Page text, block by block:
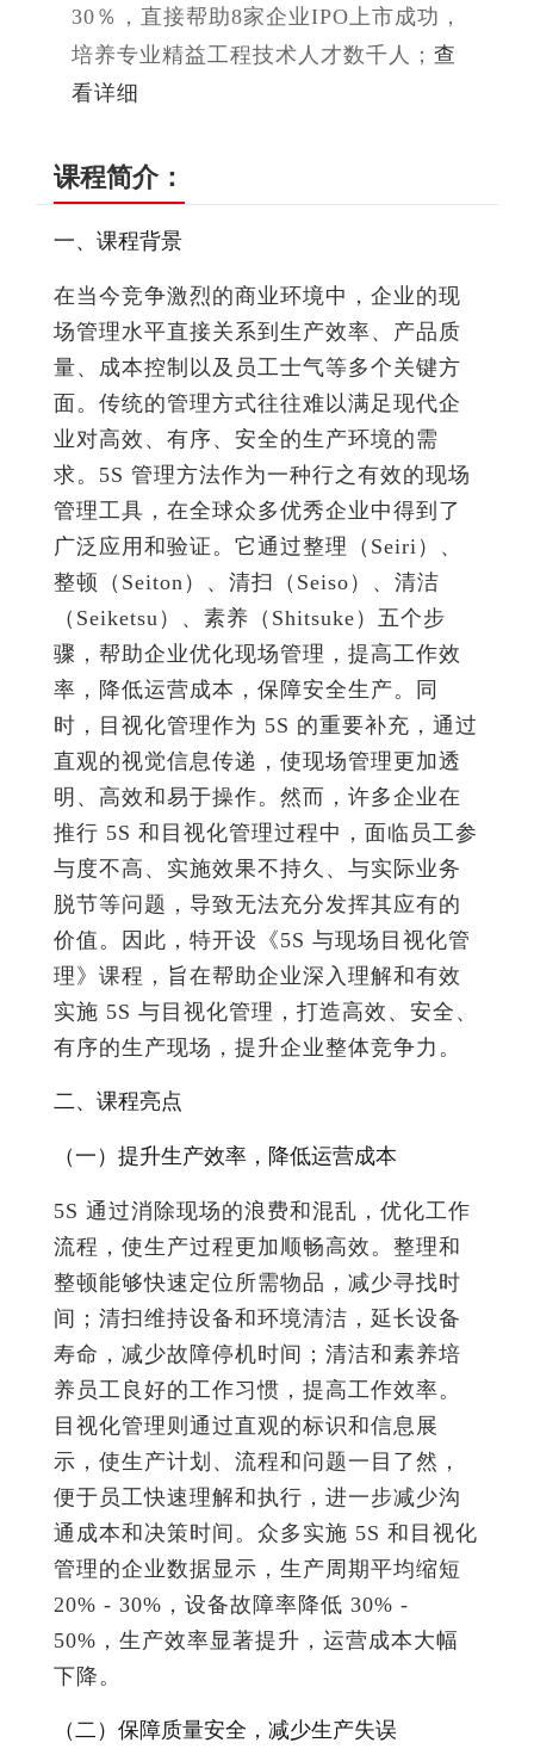
30％，直接帮助8家企业IPO上市成功，
培养专业精益工程技术人才数千人； 查
看详细
课程简介：
一、课程背景
在当今竞争激烈的商业环境中，企业的现
场管理水平直接关系到生产效率、产品质
量、成本控制以及员工士气等多个关键方
面。传统的管理方式往往难以满足现代企
业对高效、有序、安全的生产环境的需
求。5S 管理方法作为一种行之有效的现场
管理工具，在全球众多优秀企业中得到了
广泛应用和验证。它通过整理（Seiri）、
整顿（Seiton）、清扫（Seiso）、清洁
（Seiketsu）、素养（Shitsuke）五个步
骤，帮助企业优化现场管理，提高工作效
率，降低运营成本，保障安全生产。同
时，目视化管理作为 5S 的重要补充，通过
直观的视觉信息传递，使现场管理更加透
明、高效和易于操作。然而，许多企业在
推行 5S 和目视化管理过程中，面临员工参
与度不高、实施效果不持久、与实际业务
脱节等问题，导致无法充分发挥其应有的
价值。因此，特开设《5S 与现场目视化管
理》课程，旨在帮助企业深入理解和有效
实施 5S 与目视化管理，打造高效、安全、
有序的生产现场，提升企业整体竞争力。
二、课程亮点
（一）提升生产效率，降低运营成本
5S 通过消除现场的浪费和混乱，优化工作
流程，使生产过程更加顺畅高效。整理和
整顿能够快速定位所需物品，减少寻找时
间；清扫维持设备和环境清洁，延长设备
寿命，减少故障停机时间；清洁和素养培
养员工良好的工作习惯，提高工作效率。
目视化管理则通过直观的标识和信息展
示，使生产计划、流程和问题一目了然，
便于员工快速理解和执行，进一步减少沟
通成本和决策时间。众多实施 5S 和目视化
管理的企业数据显示，生产周期平均缩短
20% - 30%，设备故障率降低 30% -
50%，生产效率显著提升，运营成本大幅
下降。
（二）保障质量安全，减少生产失误